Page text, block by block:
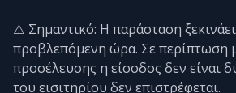
⚠️ Σημαντικό: Η παράσταση
προβλεπόμενη ώρα. Σε περίπτωση
προσέλευσης η είσοδος δεν είναι
του εισιτηρίου δεν επιστρέφεται.